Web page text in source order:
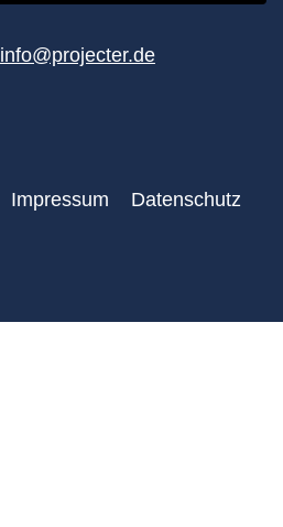
info@projecter.de
Impressum Datenschutz